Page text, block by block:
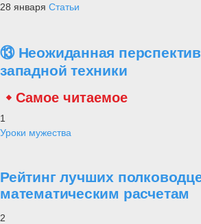
28 января Статьи
⑬ Неожиданная
западной техники
Самое читаемое
1
Уроки мужества
Рейтинг лучших
математическим расчетам
2